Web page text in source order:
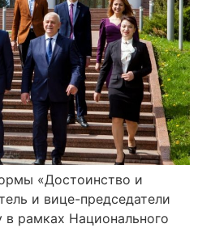
«Достоинство и
и вице-председатели
в рамках Национального